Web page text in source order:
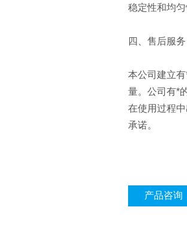
稳定性和均
四、售后服
本公司建立
量。公司有*
在使用过程
承诺。
产品咨询